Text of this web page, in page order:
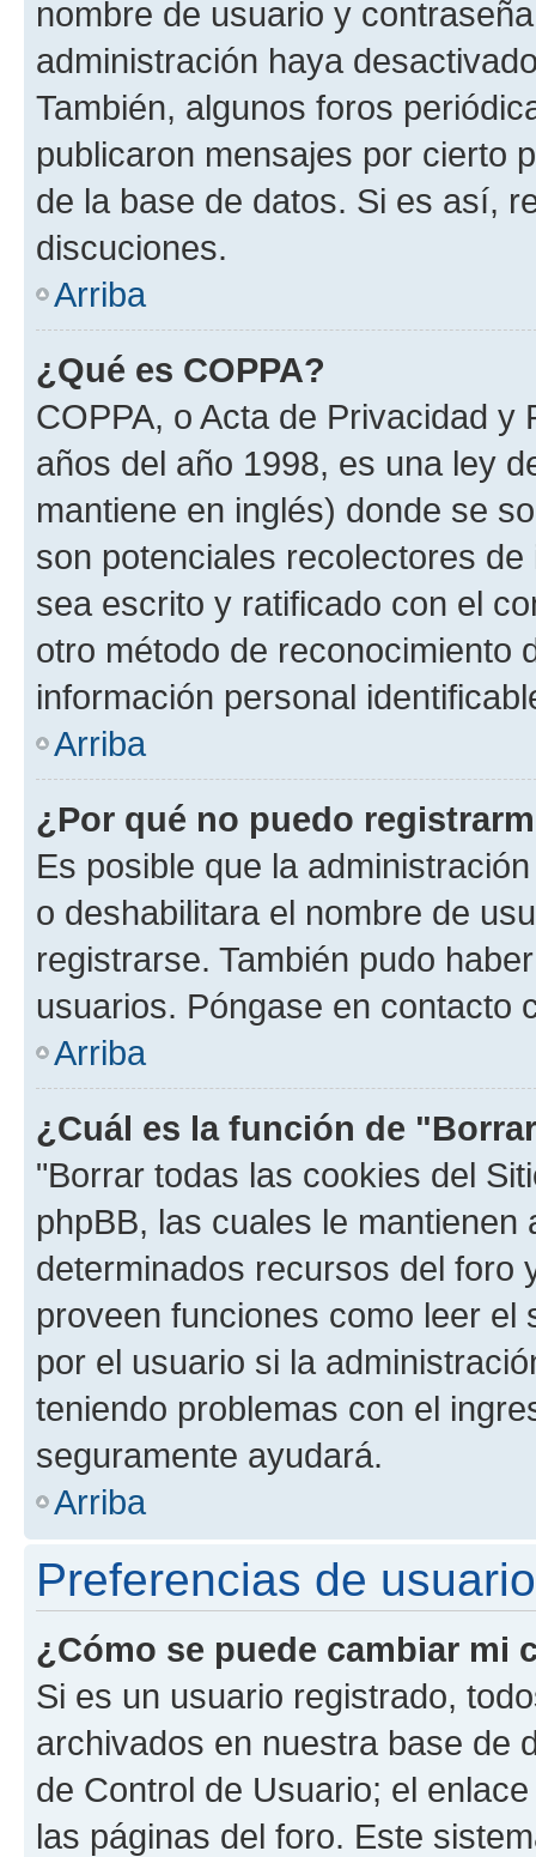
nombre de usuario y
administración haya
También, algunos foros
publicaron mensajes por cierto
de la base de datos. Si es así,
discuciones.
Arriba
¿Qué es COPPA?
COPPA, o Acta de Privacidad
años del año 1998, es una ley
mantiene en inglés) donde se
son potenciales recolectores
sea escrito y ratificado con el
otro método de reconocimiento
información personal
Arriba
¿Por qué no puedo
Es posible que la
o deshabilitara el nombre de
registrarse. También pudo
usuarios. Póngase en contacto
Arriba
¿Cuál es la función de
"Borrar todas las cookies del
phpBB, las cuales le
determinados recursos del foro
proveen funciones como leer el
por el usuario si la
teniendo problemas con el
seguramente ayudará.
Arriba
Preferencias de
¿Cómo se puede cambiar mi
Si es un usuario registrado,
archivados en nuestra base de
de Control de Usuario; el
las páginas del foro. Este